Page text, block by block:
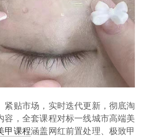
紧贴市场，实时迭代更新，彻底淘
容，全套课程对标一线城市高端美
甲课程涵盖网红前置处理、极致甲